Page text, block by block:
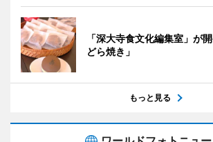
「深大寺食文化編集室」が
どら焼き」
もっと見る